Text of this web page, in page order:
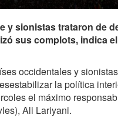
y sionistas trataron de
sus complots, indica
occidentales y
la política
el máximo
Ali Lariyani.